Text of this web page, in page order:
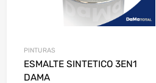
PINTURAS
ESMALTE SINTETICO 3EN1
DAMA